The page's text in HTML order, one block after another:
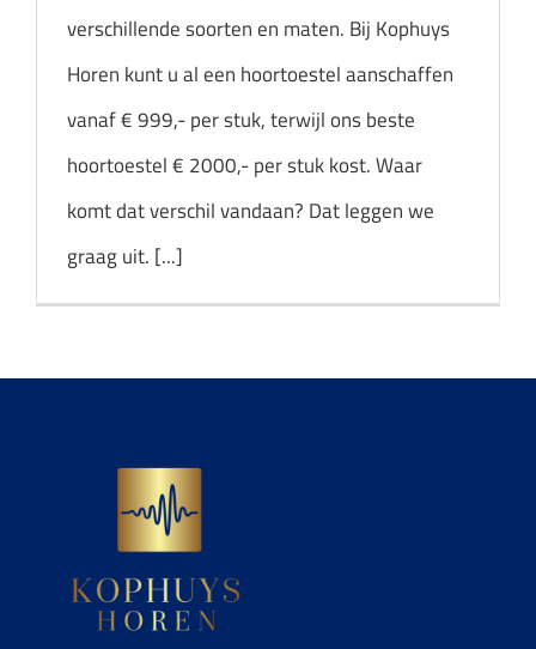
verschillende soorten en maten. Bij Kophuys
Horen kunt u al een hoortoestel aanschaffen
vanaf € 999,- per stuk, terwijl ons beste
hoortoestel € 2000,- per stuk kost. Waar
komt dat verschil vandaan? Dat leggen we
graag uit. [...]